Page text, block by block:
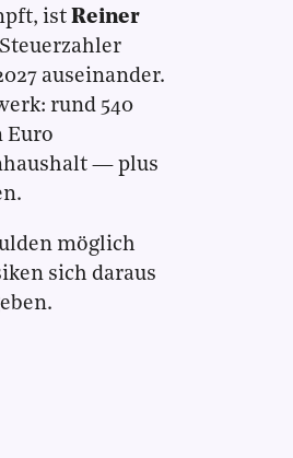
ist Reiner
auseinander.
rund 540
Euro
— plus
möglich
sich daraus